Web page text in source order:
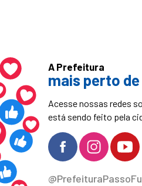
A Prefeitura
mais perto
Acesse nossas redes
está sendo feito pela